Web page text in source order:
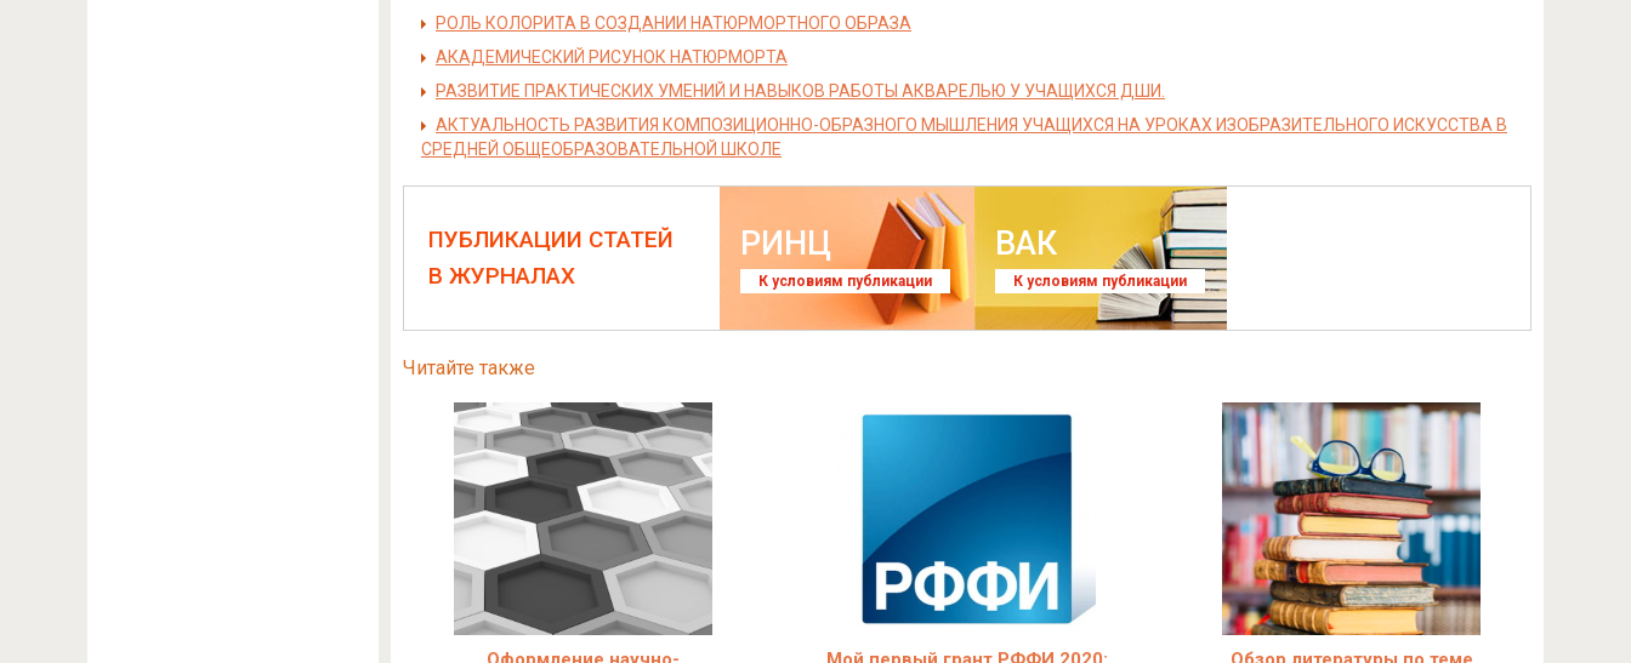
РОЛЬ КОЛОРИТА В СОЗДАНИИ НАТЮРМОРТНОГО ОБРАЗА
АКАДЕМИЧЕСКИЙ РИСУНОК НАТЮРМОРТА
РАЗВИТИЕ ПРАКТИЧЕСКИХ УМЕНИЙ И НАВЫКОВ РАБОТЫ АКВАРЕЛЬЮ У УЧАЩИХСЯ ДШИ.
АКТУАЛЬНОСТЬ РАЗВИТИЯ КОМПОЗИЦИОННО-ОБРАЗНОГО МЫШЛЕНИЯ УЧАЩИХСЯ НА УРОКАХ ИЗОБРАЗИТЕЛЬНОГО ИСКУССТВА В
СРЕДНЕЙ ОБЩЕОБРАЗОВАТЕЛЬНОЙ ШКОЛЕ
ПУБЛИКАЦИИ СТАТЕЙ
В ЖУРНАЛАХ
РИНЦ
К условиям публикации
ВАК
К условиям публикации
Читайте также